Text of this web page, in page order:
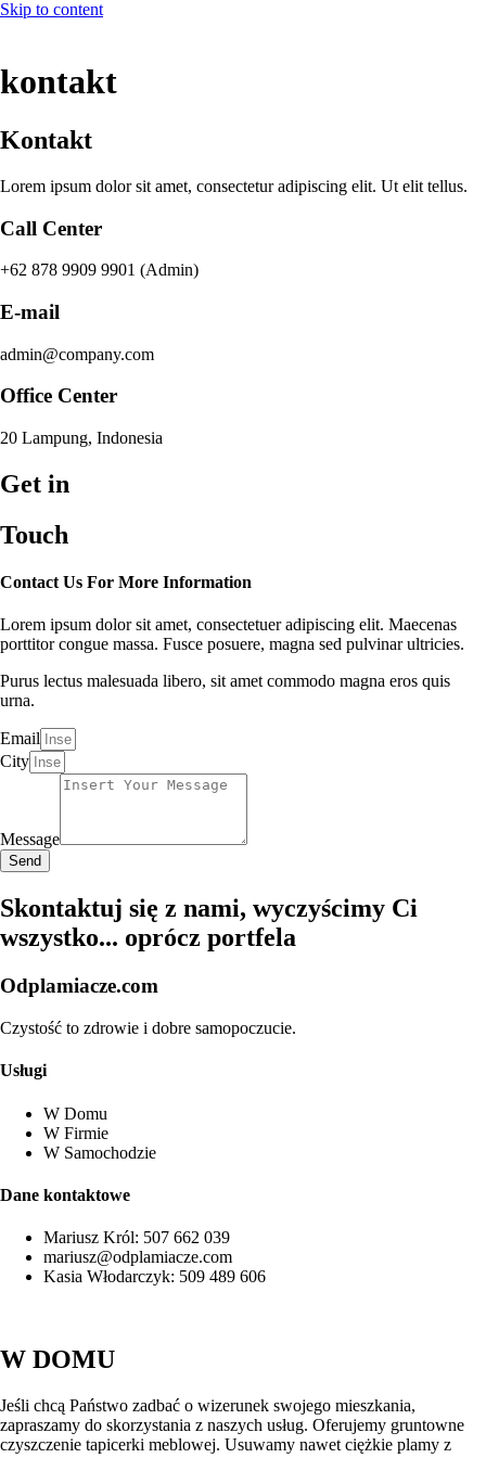
Skip to content
kontakt
Kontakt
Lorem ipsum dolor sit amet, consectetur adipiscing elit. Ut elit tellus.
Call Center
+62 878 9909 9901 (Admin)
E-mail
admin@company.com
Office Center
20 Lampung, Indonesia
Get in
Touch
Contact Us For More Information
Lorem ipsum dolor sit amet, consectetuer adipiscing elit. Maecenas
porttitor congue massa. Fusce posuere, magna sed pulvinar ultricies.
Purus lectus malesuada libero, sit amet commodo magna eros quis
urna.
Email
City
Message
Send
Skontaktuj się z nami, wyczyścimy Ci
wszystko... oprócz portfela
Odplamiacze.com
Czystość to zdrowie i dobre samopoczucie.
Usługi
W Domu
W Firmie
W Samochodzie
Dane kontaktowe
Mariusz Król: 507 662 039
mariusz@odplamiacze.com
Kasia Włodarczyk: 509 489 606
W DOMU
Jeśli chcą Państwo zadbać o wizerunek swojego mieszkania,
zapraszamy do skorzystania z naszych usług. Oferujemy gruntowne
czyszczenie tapicerki meblowej. Usuwamy nawet ciężkie plamy z